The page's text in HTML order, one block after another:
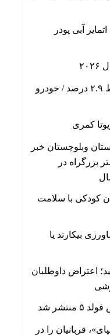
آبی پودر
دلار ۴ درصد ریخت، ۲۰۷ فقط ۲.۹ درصد / خودرو
وبلوچستان خبر
از ۱۲۰ کیلومتر بزرگراه در
کودکی با سلامت
بیکارند یا
به ۹ روز رسید؛ اعتراض داوطلبان
شد
قربانیان را در